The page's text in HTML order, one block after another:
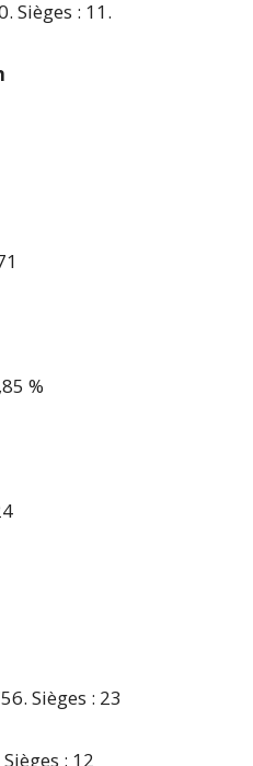
Sièges : 11.
%
Sièges : 23
: 12